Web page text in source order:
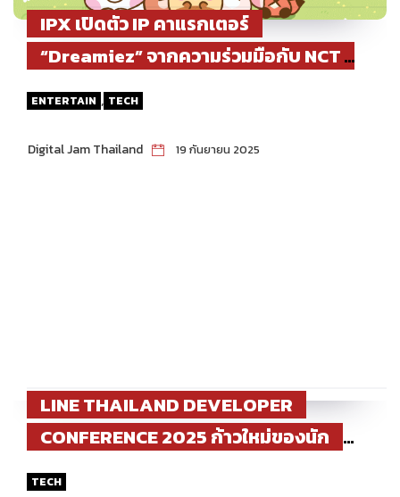
IPX เปิดตัว IP คาแรกเตอร์
“Dreamiez” จากความร่วมมือกับ NCT
DREAM อย่างเป็นทางการ พร้อมพ็อปอัป
ประเทศทั่วโลก
ENTERTAIN , TECH
Digital Jam Thailand 19 กันยายน 2025
LINE THAILAND DEVELOPER
CONFERENCE 2025 ก้าวใหม่ของนัก
พัฒนาไทยสู่ยุค AI-Driven ชู AI และ
TECH